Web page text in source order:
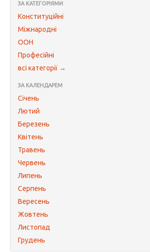
ЗА КАТЕГОРІЯМИ
Конституційні
Міжнародні
ООН
Професійні
всі категорії →
ЗА КАЛЕНДАРЕМ
Січень
Лютий
Березень
Квітень
Травень
Червень
Липень
Серпень
Вересень
Жовтень
Листопад
Грудень